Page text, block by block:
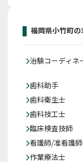
福岡県小竹町
治験コーディネ
歯科助手
歯科衛生士
歯科技工士
臨床検査技師
看護師/准看護師
作業療法士